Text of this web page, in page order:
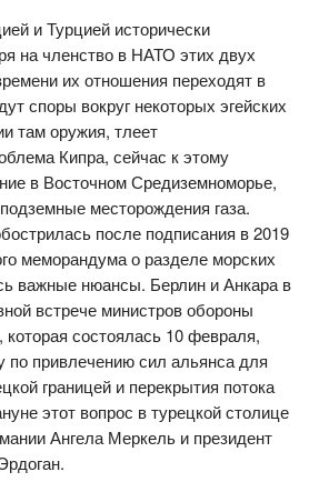
и Турцией исторически
на членство в НАТО этих двух
их отношения переходят в
споры вокруг некоторых эгейских
там оружия, тлеет
Кипра, сейчас к этому
в Восточном Средиземноморье,
месторождения газа.
после подписания в 2019
меморандума о разделе морских
важные нюансы. Берлин и Анкара в
встрече министров обороны
состоялась 10 февраля,
по привлечению сил альянса для
границей и перекрытия потока
этот вопрос в турецкой столице
Ангела Меркель и президент